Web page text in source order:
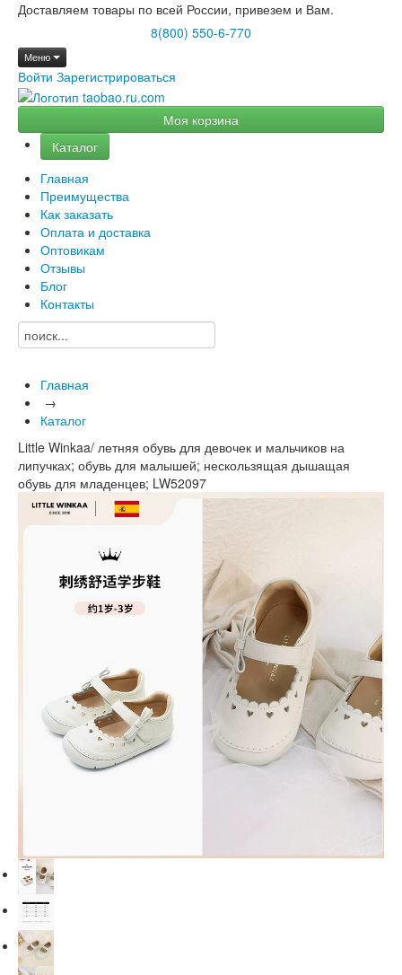
Доставляем товары по всей России, привезем и Вам.
8(800) 550-6-770
Меню
Войти Зарегистрироваться
Моя корзина
Каталог
Главная
Преимущества
Как заказать
Оплата и доставка
Оптовикам
Отзывы
Блог
Контакты
Главная
→
Каталог
Little Winkaa/ летняя обувь для девочек и мальчиков на
липучках; обувь для малышей; нескользящая дышащая
обувь для младенцев; LW52097